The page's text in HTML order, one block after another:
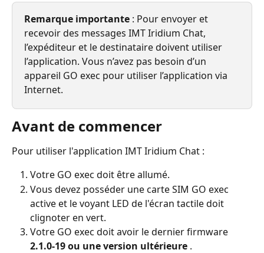
Remarque importante : Pour envoyer et
recevoir des messages IMT Iridium Chat,
l’expéditeur et le destinataire doivent utiliser
l’application. Vous n’avez pas besoin d’un
appareil GO exec pour utiliser l’application via
Internet.
Avant de commencer
Pour utiliser l'application IMT Iridium Chat :
Votre GO exec doit être allumé.
Vous devez posséder une carte SIM GO exec
active et le voyant LED de l'écran tactile doit
clignoter en vert.
Votre GO exec doit avoir le dernier firmware
2.1.0-19 ou une version ultérieure .